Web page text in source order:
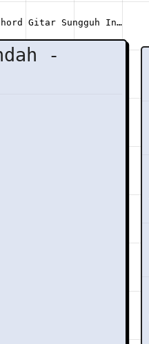
Gitar Sungguh Indah - Raguel Lewi
-